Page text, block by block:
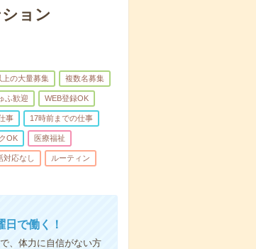
ョン
上の大量募集 複数名募集
ふ歓迎 WEB登録OK
事 17時前までの仕事
OK 医療福祉
対応なし ルーティン
で働く！
、体力に自信がない方